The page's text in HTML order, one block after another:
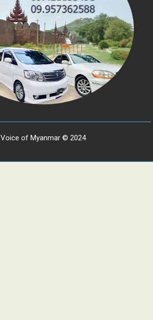
Voice of Myanmar © 2024